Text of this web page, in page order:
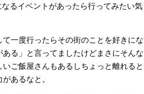
るイベントがあったら行ってみたい気
一度行ったらその街のことを好きにな
る」と言ってましたけどまさにそんな
ご飯屋さんもあるしちょっと離れると
あるなと。